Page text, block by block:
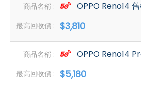
OPPO Reno14
$3,810
OPPO Reno14
$5,180